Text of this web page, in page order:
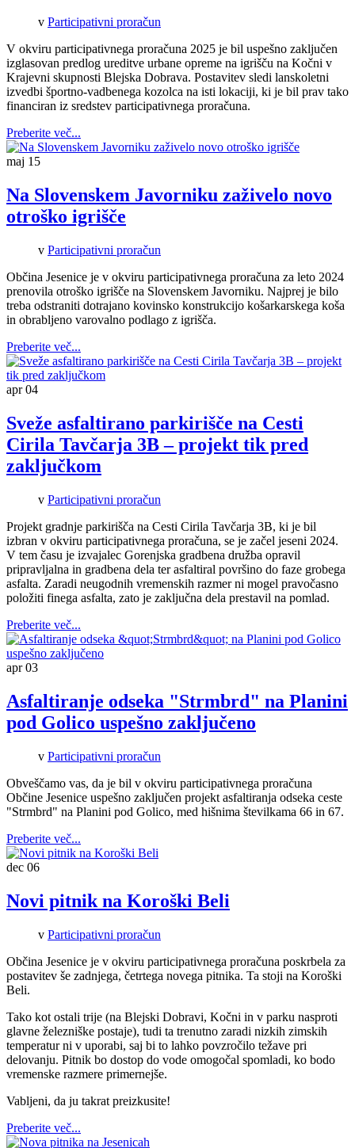
v Participativni proračun
V okviru participativnega proračuna 2025 je bil uspešno zaključen
izglasovan predlog ureditve urbane opreme na igrišču na Kočni v
Krajevni skupnosti Blejska Dobrava. Postavitev sledi lanskoletni
izvedbi športno-vadbenega kozolca na isti lokaciji, ki je bil prav tako
financiran iz sredstev participativnega proračuna.
Preberite več...
maj 15
Na Slovenskem Javorniku zaživelo novo
otroško igrišče
v Participativni proračun
Občina Jesenice je v okviru participativnega proračuna za leto 2024
prenovila otroško igrišče na Slovenskem Javorniku. Najprej je bilo
treba odstraniti dotrajano kovinsko konstrukcijo košarkarskega koša
in obrabljeno varovalno podlago z igrišča.
Preberite več...
apr04
Sveže asfaltirano parkirišče na Cesti
Cirila Tavčarja 3B – projekt tik pred
zaključkom
v Participativni proračun
Projekt gradnje parkirišča na Cesti Cirila Tavčarja 3B, ki je bil
izbran v okviru participativnega proračuna, se je začel jeseni 2024.
V tem času je izvajalec Gorenjska gradbena družba opravil
pripravljalna in gradbena dela ter asfaltiral površino do faze grobega
asfalta. Zaradi neugodnih vremenskih razmer ni mogel pravočasno
položiti finega asfalta, zato je zaključna dela prestavil na pomlad.
Preberite več...
apr03
Asfaltiranje odseka "Strmbrd" na Planini
pod Golico uspešno zaključeno
v Participativni proračun
Obveščamo vas, da je bil v okviru participativnega proračuna
Občine Jesenice uspešno zaključen projekt asfaltiranja odseka ceste
"Strmbrd" na Planini pod Golico, med hišnima številkama 66 in 67.
Preberite več...
dec 06
Novi pitnik na Koroški Beli
v Participativni proračun
Občina Jesenice je v okviru participativnega proračuna poskrbela za
postavitev še zadnjega, četrtega novega pitnika. Ta stoji na Koroški
Beli.
Tako kot ostali trije (na Blejski Dobravi, Kočni in v parku nasproti
glavne železniške postaje), tudi ta trenutno zaradi nizkih zimskih
temperaturni v uporabi, saj bi to lahko povzročilo težave pri
delovanju. Pitnik bo dostop do vode omogočal spomladi, ko bodo
vremenske razmere primernejše.
Vabljeni, da ju takrat preizkusite!
Preberite več...